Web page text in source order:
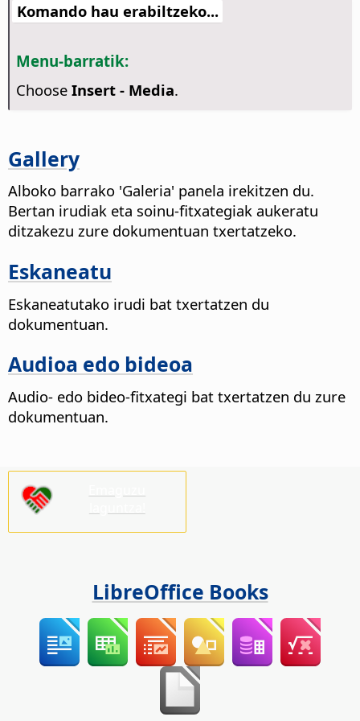
Komando hau erabiltzeko...
Menu-barratik:
Choose Insert - Media.
Gallery
Alboko barrako 'Galeria' panela irekitzen du.
Bertan irudiak eta soinu-fitxategiak aukeratu
ditzakezu zure dokumentuan txertatzeko.
Eskaneatu
Eskaneatutako irudi bat txertatzen du
dokumentuan.
Audioa edo bideoa
Audio- edo bideo-fitxategi bat txertatzen du zure
dokumentuan.
LibreOffice Books